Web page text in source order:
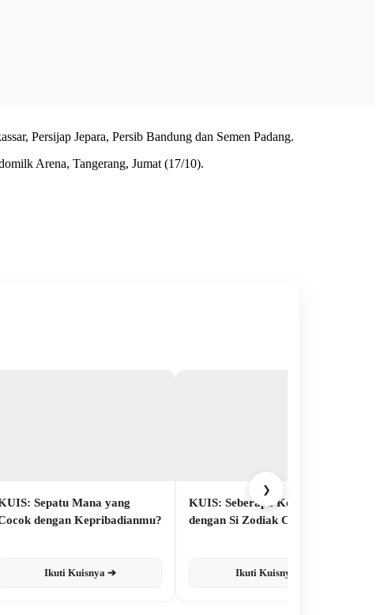
Persijap Jepara, Persib Bandung dan Semen Padang.
Arena, Tangerang, Jumat (17/10).
Sepatu Mana yang
dengan Kepribadianmu?
Ikuti Kuisnya ➔
KUIS: Seberapa Kenal Kamu
dengan Si Zodiak Cancer?
Ikuti Kuisnya ➔
❯